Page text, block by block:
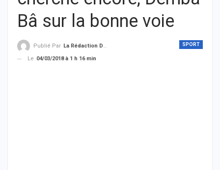
Bâ sur la bonne voie
SPORT
Publié Par La Rédaction De THIEYSENEGAL.com
Le 04/03/2018 à 1 h 16 min